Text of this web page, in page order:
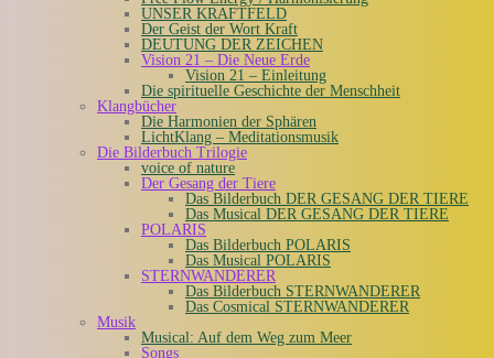
UNSER KRAFTFELD
Der Geist der Wort Kraft
DEUTUNG DER ZEICHEN
Vision 21 – Die Neue Erde
Vision 21 – Einleitung
Die spirituelle Geschichte der Menschheit
Klangbücher
Die Harmonien der Sphären
LichtKlang – Meditationsmusik
Die Bilderbuch Trilogie
voice of nature
Der Gesang der Tiere
Das Bilderbuch DER GESANG DER TIERE
Das Musical DER GESANG DER TIERE
POLARIS
Das Bilderbuch POLARIS
Das Musical POLARIS
STERNWANDERER
Das Bilderbuch STERNWANDERER
Das Cosmical STERNWANDERER
Musik
Musical: Auf dem Weg zum Meer
Songs